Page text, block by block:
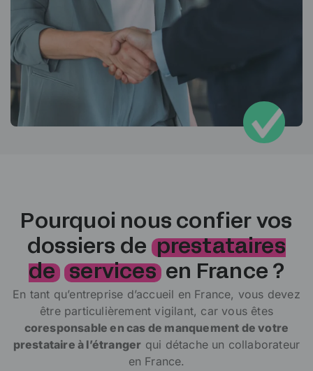
Pourquoi nous confier vos
dossiers de
prestataires
de
services en France ?
En tant qu’entreprise d’accueil en France, vous devez
être particulièrement vigilant, car vous êtes
coresponsable en cas de manquement de votre
prestataire à l’étranger qui détache un collaborateur
en France.